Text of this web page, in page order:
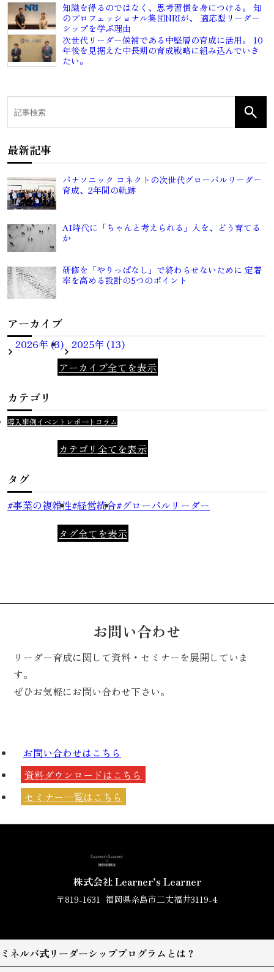
知識を得るのではなく、思考習慣を身につける。 知
のプロフェッショナル集団NRIが、 適応型リーダー
シップを学ぶ理由
次世代リーダー候補である中堅層の育成に活用。 10
年後を見据えた中長期の育成戦略に組み込んでいき
たい。
最新記事
パナソニック コネクトの次世代グローバルリーダー
育成、2年間の軌跡
AI時代に「ちゃんと考えられる」人を、どう育てる
か
研修を「やりっぱなし」で終わらせないために 定着
率を高める設計の5つのポイント
アーカイブ
2026年 (3) 2025年 (13)
アーカイブ全てを表示
カテゴリ
導入事例イベントレポート コラム
カテゴリ全てを表示
タグ
事業の複雑性 経営統合 グローバルリーダー
タグ全てを表示
お問い合わせ
リーダー育成に関して資料・セミナーを展開していま
す。
ぜひお気軽にお問い合わせ下さい。
お問い合わせはこちら
資料ダウンロードはこちら
セミナー一覧はこちら
株式会社 Learner’s Learner
〒819-1631 福岡県糸島市二丈福井3119-4
ミネルバ式リーダーシッププログラムとは？